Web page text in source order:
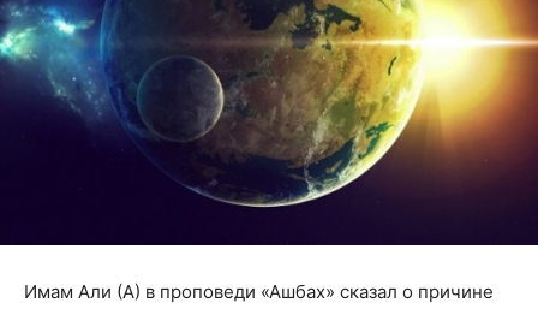
Имам Али (А) в проповеди «Ашбах» сказал о причине